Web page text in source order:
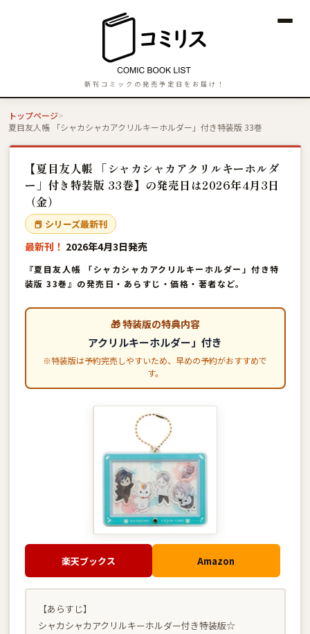
新刊コミックの発売予定日をお届け！
トップページ
夏目友人帳 「シャカシャカアクリルキーホルダー」付き特装版 33巻
【夏目友人帳 「シャカシャカアクリルキーホルダ
ー」付き特装版 33巻】の発売日は2026年4月3日
（金）
📕 シリーズ最新刊
最新刊！ 2026年4月3日発売
『夏目友人帳 「シャカシャカアクリルキーホルダー」付き特
装版 33巻』の発売日・あらすじ・価格・著者など。
楽天ブックス Amazon
🎁 特装版の特典内容
アクリルキーホルダー」付き
※特装版は予約完売しやすいため、早めの予約がおすすめで
す。
【あらすじ】
シャカシャカアクリルキーホルダー付き特装版☆